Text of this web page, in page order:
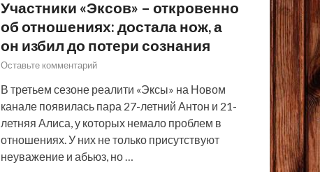
Участники «Эксов» – откровенно
об отношениях: достала нож, а
он избил до потери сознания
Оставьте комментарий
В третьем сезоне реалити «Эксы» на Новом
канале появилась пара 27-летний Антон и 21-
летняя Алиса, у которых немало проблем в
отношениях. У них не только присутствуют
неуважение и абьюз, но …